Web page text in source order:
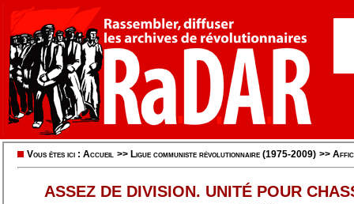
Vous êtes ici : Accueil >> Ligue communiste révolutionnaire (1975-2009) >>
ASSEZ DE DIVISION. UNITÉ POUR